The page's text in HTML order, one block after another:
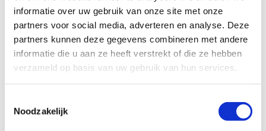
informatie over uw gebruik van onze site met onze
partners voor social media, adverteren en analyse. Deze
partners kunnen deze gegevens combineren met andere
informatie die u aan ze heeft verstrekt of die ze hebben
verzameld op basis van uw gebruik van hun services.
Noodzakelijk
Geef aan tot welk domein jouw vraag behoort
KIES EEN DOMEIN
Jouw vraag